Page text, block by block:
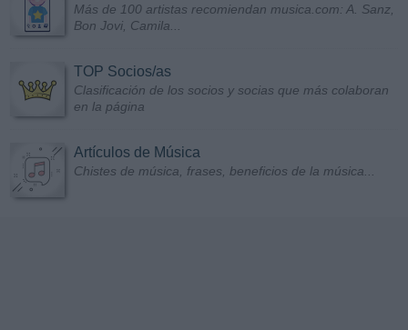
Más de 100 artistas recomiendan musica.com: A. Sanz,
Bon Jovi, Camila...
TOP Socios/as
Clasificación de los socios y socias que más colaboran
en la página
Artículos de Música
Chistes de música, frases, beneficios de la música...